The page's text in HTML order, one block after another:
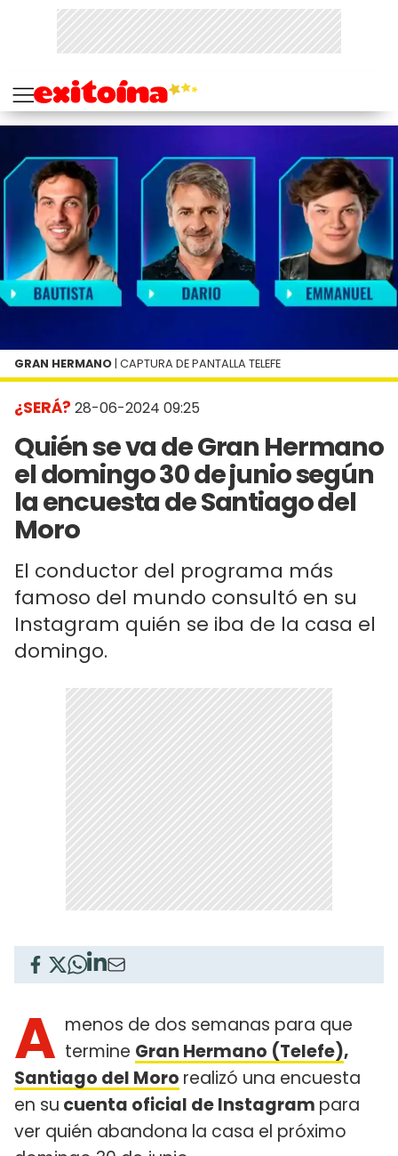
¿SERÁ? 28-06-2024 09:25
Quién se va de Gran Hermano
el domingo 30 de junio según
la encuesta de Santiago del
Moro
El conductor del programa más
famoso del mundo consultó en su
Instagram quién se iba de la casa el
domingo.
GRAN HERMANO | CAPTURA DE PANTALLA TELEFE
A menos de dos semanas para que
termine Gran Hermano (Telefe),
Santiago del Moro realizó una encuesta
en su cuenta oficial de Instagram para
ver quién abandona la casa el próximo